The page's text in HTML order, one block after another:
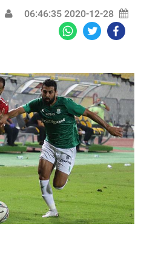
2020-12-28 06:46:35
Facebook
Twitter